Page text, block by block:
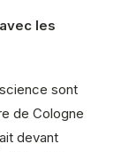
les
sont
de Cologne
devant